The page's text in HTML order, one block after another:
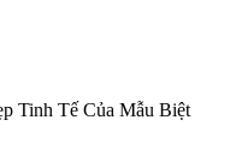
Tinh Tế Của Mẫu Biệt